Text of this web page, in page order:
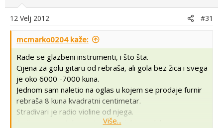
12 Velj 2012 #31
mcmarko0204 kaže:
Rade se glazbeni instrumenti, i što šta.
Cijena za golu gitaru od rebraša, ali gola bez žica i svega
je oko 6000 -7000 kuna.
Jednom sam naletio na oglas u kojem se prodaje furnir
rebraša 8 kuna kvadratni centimetar.
Stradivari je radio violine od njega.
A cijena mu je takva zato što je jako rijedak.
Više...